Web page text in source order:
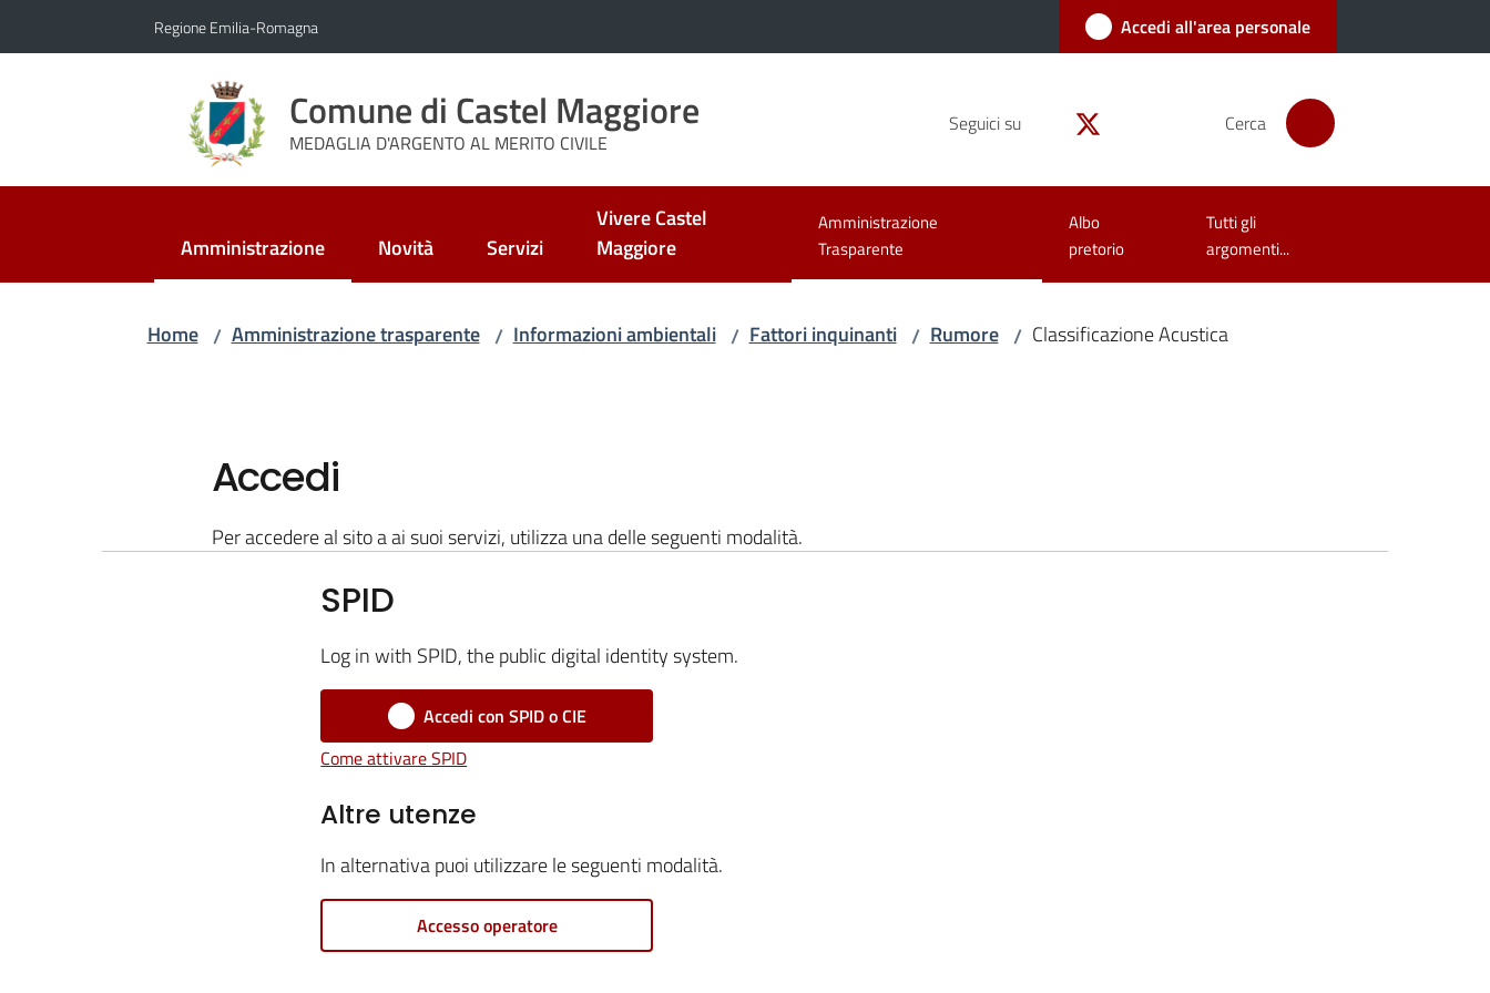
Regione Emilia-Romagna Accedi all'area personale
Comune di Castel Maggiore
MEDAGLIA D'ARGENTO AL MERITO CIVILE
Seguici su Cerca
Amministrazione
Menu selezionato Novità Servizi
Vivere Castel
Maggiore
Amministrazione
Trasparente
Menu selezionato
Albo
pretorio
Tutti gli
argomenti...
Home / Amministrazione trasparente / Informazioni ambientali / Fattori inquinanti / Rumore / Classificazione Acustica
Accedi
Per accedere al sito a ai suoi servizi, utilizza una delle seguenti modalità.
SPID
Log in with SPID, the public digital identity system.
Accedi con SPID o CIE
Come attivare SPID
Altre utenze
In alternativa puoi utilizzare le seguenti modalità.
Accesso operatore